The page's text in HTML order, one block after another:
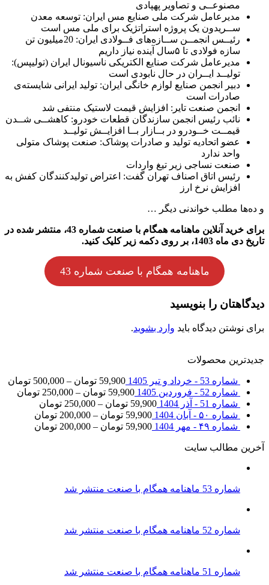
مصنوعــی و تصاویر پهپادی
مدیرعامل شرکت ملی صنایع مس ایران: توسعه معدن
ســریدون یک پروژه استراتژیک برای ملی مس است
رئیــس انجمــن ســازه‌های فــولادی ایران: 20میلیون تن
سازه فولادی تا ۵سال آینده نیاز داریم
مدیرعامل شرکت صنایع الکتریکی ناسیونال ایران (تولیپس):
تولیــد ایــران در حال نابودی است
دبیر انجمن صنایع لوازم خانگی ایران: تولید ایرانی شایسته‌ی
صادرات است
انجمن صنعت تایر: افزایش قیمت لاستیک منتفی شد
نائب رئیس انجمن سازندگان قطعات خودرو: کاهشــی شــدن
قیمــت خــودرو در بــازار بــا افزایــش تولیــد
عضو اتحادیه تولید و صادرات پوشاک: صنعت پوشاک متولی
واحد ندارد
صنعت نساجی زیر تیغ واردات
رئیس اتاق اصناف تهران گفت: اعتراض تولیدکنندگان کفش به
افزایش نرخ ارز
و ده‌ها مطلب خواندنی دیگر …
برای خرید آنلاین ماهنامه همگام با صنعت شماره 43، منتشر شده در
تاریخ دی ماه 1403، بر روی دکمه زیر کلیک کنید.
ماهنامه همگام با صنعت شماره 43
دیدگاهتان را بنویسید
برای نوشتن دیدگاه باید وارد بشوید.
جدیدترین محصولات
شماره 53 - خرداد و تیر 1405 59,900 تومان –
500,000 تومان
شماره 52 - فروردین 1405
59,900 تومان –
250,000 تومان
شماره 51 - آذر 1404
59,900 تومان –
250,000 تومان
شماره ۵۰ - آبان 1404
59,900 تومان –
200,000 تومان
شماره ۴۹ - مهر 1404
59,900 تومان –
200,000 تومان
آخرین مطالب سایت
شماره 53 ماهنامه همگام با صنعت منتشر شد
شماره 52 ماهنامه همگام با صنعت منتشر شد
شماره 51 ماهنامه همگام با صنعت منتشر شد